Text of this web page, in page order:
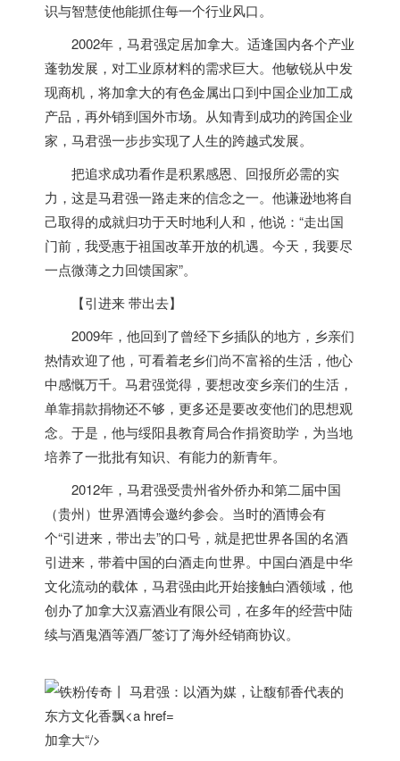
识与智慧使他能抓住每一个行业风口。
2002年，马君强定居加拿大。适逢国内各个产业
蓬勃发展，对工业原材料的需求巨大。他敏锐从中发
现商机，将加拿大的有色金属出口到中国企业加工成
产品，再外销到国外市场。从知青到成功的跨国企业
家，马君强一步步实现了人生的跨越式发展。
把追求成功看作是积累感恩、回报所必需的实
力，这是马君强一路走来的信念之一。他谦逊地将自
己取得的成就归功于天时地利人和，他说：“走出国
门前，我受惠于祖国改革开放的机遇。今天，我要尽
一点微薄之力回馈国家”。
【引进来 带出去】
2009年，他回到了曾经下乡插队的地方，乡亲们
热情欢迎了他，可看着老乡们尚不富裕的生活，他心
中感慨万千。马君强觉得，要想改变乡亲们的生活，
单靠捐款捐物还不够，更多还是要改变他们的思想观
念。于是，他与绥阳县教育局合作捐资助学，为当地
培养了一批批有知识、有能力的新青年。
2012年，马君强受贵州省外侨办和第二届中国
（贵州）世界酒博会邀约参会。当时的酒博会有
个“引进来，带出去”的口号，就是把世界各国的名酒
引进来，带着中国的白酒走向世界。中国白酒是中华
文化流动的载体，马君强由此开始接触白酒领域，他
创办了加拿大汉嘉酒业有限公司，在多年的经营中陆
续与酒鬼酒等酒厂签订了海外经销商协议。
加拿大“/>